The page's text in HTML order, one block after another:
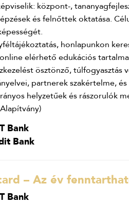
központ-,
és felnőttek oktatása.
honlapunkon
elérhető edukációs
ösztönző, túlfogyasztás
partnerek szakértelme,
helyzetűek és rászorulók
Bank
Bank
– Az év
Bank